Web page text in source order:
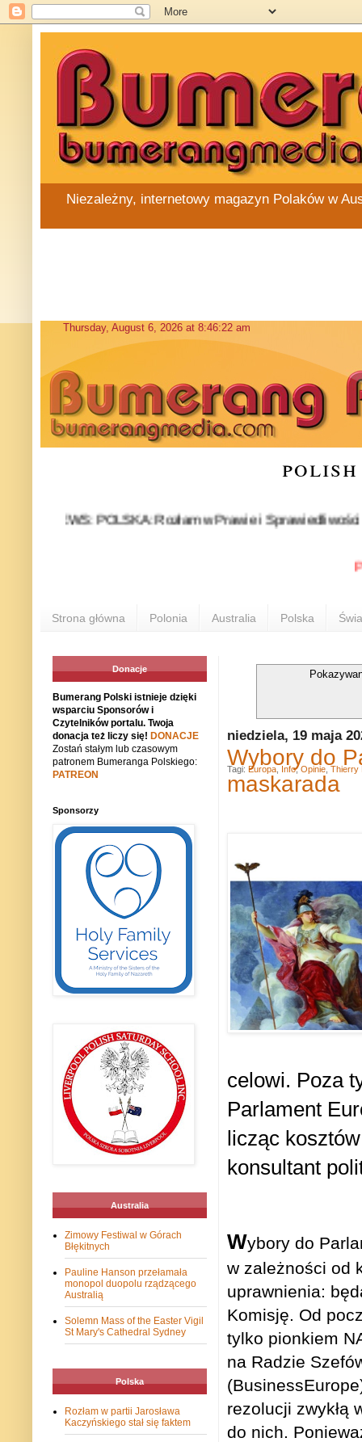
Niezależny, internetowy magazyn Polaków w
NEWS: POLSKA: Rozłam w Prawie i Sprawiedliwości
Strona główna Polonia Australia Polska
niedziela, 19 maja
Wybory do
maskarada
celowi. Poza
Parlament
licząc
konsultant
Wybory do
w zależności od
uprawnienia:
Komisję. Od
tylko pionkiem
na Radzie
rezolucji zwykłą
do nich.
Tagi: Europa Info,Opinie Thierry
Donacje
Bumerang Polski istnieje dzięki
wsparciu Sponsorów i
Czytelników portalu. Twoja
donacja też liczy się! DONACJE
Zostań stałym lub czasowym
patronem Bumeranga Polskiego:
PATREON
Sponsorzy
Australia
Zimowy Festiwal w Górach
Błękitnych
Pauline Hanson przełamała
monopol duopolu rządzącego
Australią
Solemn Mass of the Easter Vigil
St Mary's Cathedral Sydney
Polska
Rozłam w partii Jarosława
Kaczyńskiego stał się faktem